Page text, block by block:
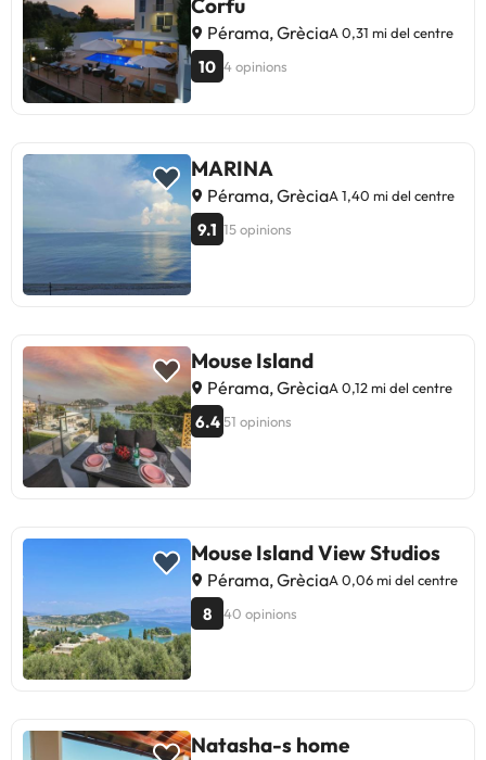
Corfu
Pérama, GrèciaA 0,31 mi del centre
10 4 opinions
MARINA
Pérama, GrèciaA 1,40 mi del centre
9.1 15 opinions
Mouse Island
Pérama, GrèciaA 0,12 mi del centre
6.4 51 opinions
Mouse Island View Studios
Pérama, GrèciaA 0,06 mi del centre
8 40 opinions
Natasha-s home